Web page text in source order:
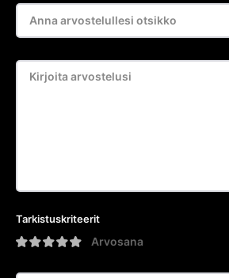
Tarkistuskriteerit
Arvosana